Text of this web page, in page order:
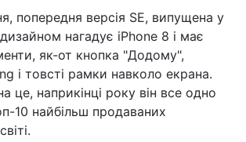
попередня версія SE, випущена у
нагадує iPhone 8 і має
як-от кнопка "Додому",
і товсті рамки навколо екрана.
це, наприкінці року він все одно
10 найбільш продаваних